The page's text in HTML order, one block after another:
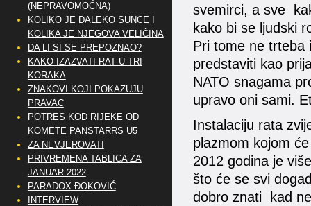
svemirci, a sve
kako bi se ljudski
Pri tome ne trteba
predstaviti kao
NATO snagama
upravo oni sami.
Instalaciju rata
plazmom kojom
2012 godina je
što će se svi
dobro znati kad
(NEPRAVOMOĆNA)
KOLIKO JE DALEKO SUNCE I
KOLIKA JE NJEGOVA VELIČINA
DA LI SI SE PREPOZNAO?
KAKO IZAZVATI RAT U TRI
KORAKA
ZNAKOVI KOJI POKAZUJU
PRAVAC
POTRES KOD RIJEKE OD
KOMETE PANSTARRS U5
ZA NEVJEROVATI
PRIVREMENA TABLICA ZA
JANUAR 2022
PARADOX ĐOKOVIĆ
INTERVIEW